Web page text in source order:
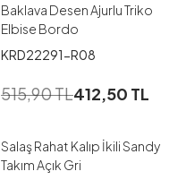
Baklava Desen Ajurlu Triko
Elbise Bordo
KRD22291-R08
515,90TL412,50 TL
1 2
Salaş Rahat Kalıp İkili Sandy
Takım Açık Gri